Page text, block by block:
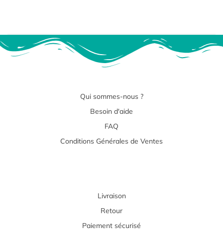
Qui sommes-nous ?
Besoin d'aide
FAQ
Conditions Générales de Ventes
Livraison
Retour
Paiement sécurisé